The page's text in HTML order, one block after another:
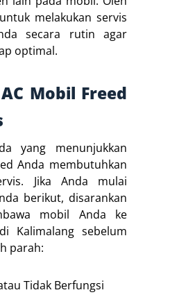
melakukan servis
secara rutin agar
optimal.
Mobil Freed
yang menunjukkan
Anda membutuhkan
Jika Anda mulai
berikut, disarankan
mobil Anda ke
Kalimalang sebelum
parah:
Tidak Berfungsi